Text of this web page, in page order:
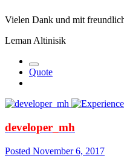
Vielen Dank und mit
Leman Altinisik
Quote
developer_mh
Posted November 6, 2017